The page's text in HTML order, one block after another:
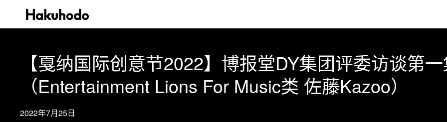
【戛纳国际创意节2022】博报堂DY集团评委访谈第
（Entertainment Lions For Music类 佐藤Kazoo）
2022年7月25日